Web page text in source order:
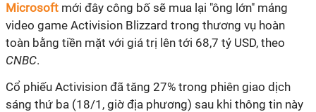
Microsoft mới đây công bố sẽ mua lại "ông lớn" mảng
video game Activision Blizzard trong thương vụ hoàn
toàn bằng tiền mặt với giá trị lên tới 68,7 tỷ USD, theo
CNBC.
Cổ phiếu Activision đã tăng 27% trong phiên giao dịch
sáng thứ ba (18/1, giờ địa phương) sau khi thông tin này